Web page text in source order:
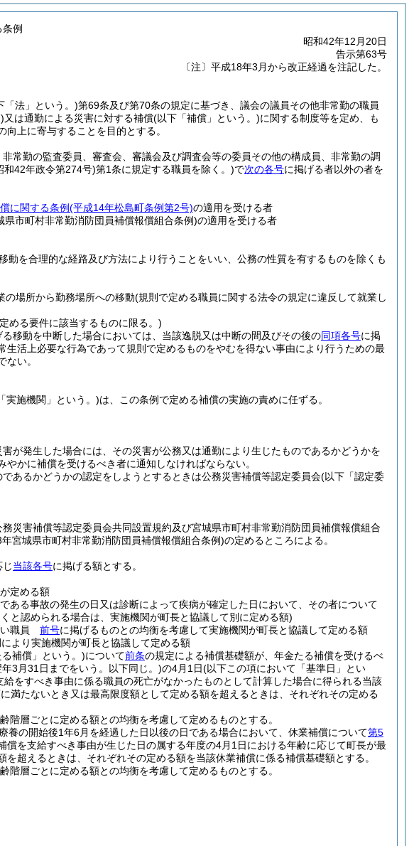
例
昭和42年12月20日
告示第63号
〔注〕平成18年3月から改正経過を注記した。
「法」という。)第69条及び第70条の規定に基づき、議会の議員その他非常勤の職員
又は通勤による災害に対する補償(以下「補償」という。)に関する制度等を定め、も
上に寄与することを目的とする。
常勤の監査委員、審査会、審議会及び調査会等の委員その他の構成員、非常勤の調
和42年政令第274号)第1条に規定する職員を除く。)で次の各号に掲げる者以外の者を
に関する条例(平成14年松島町条例第2号)の適用を受ける者
県市町村非常勤消防団員補償報償組合条例)の適用を受ける者
動を合理的な経路及び方法により行うことをいい、公務の性質を有するものを除くも
の場所から勤務場所への移動(規則で定める職員に関する法令の規定に違反して就業し
める要件に該当するものに限る。)
る移動を中断した場合においては、当該逸脱又は中断の間及びその後の同項各号に掲
生活上必要な行為であって規則で定めるものをやむを得ない事由により行うための最
い。
実施機関」という。)は、この条例で定める補償の実施の責めに任ずる。
が発生した場合には、その災害が公務又は通勤により生じたものであるかどうかを
かに補償を受けるべき者に通知しなければならない。
あるかどうかの認定をしようとするときは公務災害補償等認定委員会(以下「認定委
災害補償等認定委員会共同設置規約及び宮城県市町村非常勤消防団員補償報償組合
宮城県市町村非常勤消防団員補償報償組合条例)の定めるところによる。
当該各号に掲げる額とする。
定める額
る事故の発生の日又は診断によって疾病が確定した日において、その者について
と認められる場合は、実施機関が町長と協議して別に定める額)
い職員 前号に掲げるものとの均衡を考慮して実施機関が町長と協議して定める額
より実施機関が町長と協議して定める額
補償」という。)について前条の規定による補償基礎額が、年金たる補償を受けるべ
3月31日までをいう。以下同じ。)の4月1日(以下この項において「基準日」とい
をすべき事由に係る職員の死亡がなかったものとして計算した場合に得られる当該
満たないとき又は最高限度額として定める額を超えるときは、それぞれその定める
層ごとに定める額との均衡を考慮して定めるものとする。
の開始後1年6月を経過した日以後の日である場合において、休業補償について第5
を支給すべき事由が生じた日の属する年度の4月1日における年齢に応じて町長が最
超えるときは、それぞれその定める額を当該休業補償に係る補償基礎額とする。
層ごとに定める額との均衡を考慮して定めるものとする。